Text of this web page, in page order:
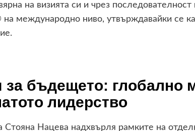
на визията си и чрез
международно ниво, утвърждавайки се
за бъдещето: глобално
лидерство
Стояна Нацева надхвърля рамките на